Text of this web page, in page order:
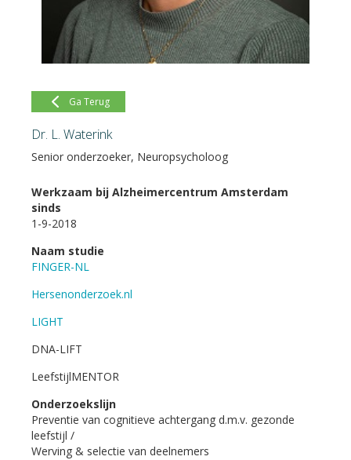
Ga Terug
Dr. L. Waterink
Senior onderzoeker, Neuropsycholoog
Werkzaam bij Alzheimercentrum Amsterdam
sinds
1-9-2018
Naam studie
FINGER-NL
Hersenonderzoek.nl
LIGHT
DNA-LIFT
LeefstijlMENTOR
Onderzoekslijn
Preventie van cognitieve achtergang d.m.v. gezonde
leefstijl /
Werving & selectie van deelnemers